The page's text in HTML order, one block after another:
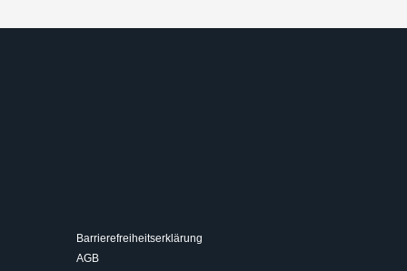
Barrierefreiheitserklärung
AGB